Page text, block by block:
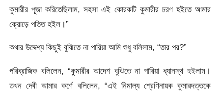
কুমারীর পূজা করিতেছিলাম, সহসা এই কোরকটি কুমারীর চরণ হইতে আমার
ক্রোড়ে পতিত হইল।”
কথার উদ্দেশ্য কিছুই বুঝিতে না পারিয়া আমি শুধু বলিলাম, “তার পর?”
পরিব্রাজিক বলিলেন, “কুমারীর আদেশ বুঝিতে না পারিয়া ধ্যানস্থ হইলাম।
তখন দেবী আমার কর্ণে বলিলেন, “এই নিমাল্য শ্রেণিনায়ক কুমারদত্তকে